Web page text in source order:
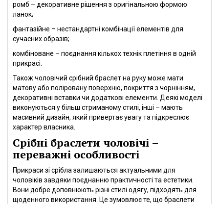
ромб – декоративне рішення з оригінальною формою
ланок;
фантазійне – нестандартні комбінації елементів для
сучасних образів;
комбіноване – поєднання кількох технік плетіння в одній
прикрасі.
Також чоловічий срібний браслет на руку може мати
матову або поліровану поверхню, покриття з чорнінням,
декоративні вставки чи додаткові елементи. Деякі моделі
виконуються у більш стриманому стилі, інші – мають
масивний дизайн, який привертає увагу та підкреслює
характер власника.
Срібні браслети чоловічі –
переважні особливості
Прикраси зі срібла залишаються актуальними для
чоловіків завдяки поєднанню практичності та естетики.
Вони добре доповнюють різні стилі одягу, підходять для
щоденного використання. Це зумовлює те, що браслети